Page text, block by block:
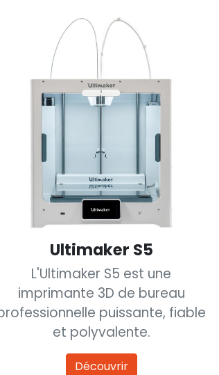
Ultimaker S5
L'Ultimaker S5 est une
imprimante 3D de bureau
puissante, fiable
et polyvalente.
Découvrir